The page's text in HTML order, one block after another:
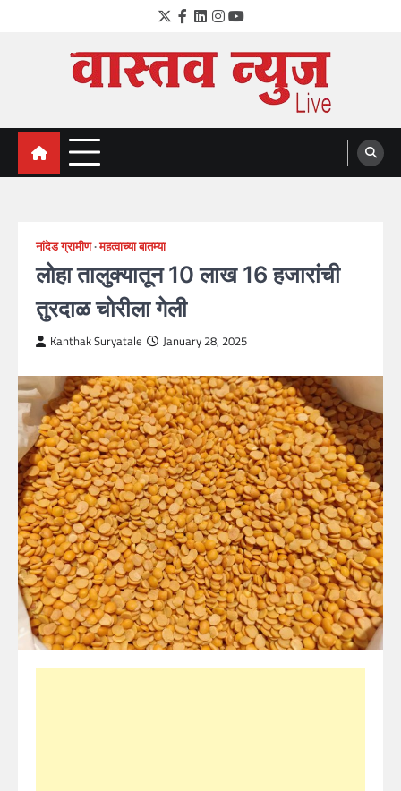
Twitter
Facebook
LinkedIn
Instagram
YouTube
VastavNEWSLive.com
a leading NEWS portal of Maharahstra
नांदेड ग्रामीण महत्वाच्या बातम्या
लोहा तालुक्यातून 10 लाख 16 हजारांची
तुरदाळ चोरीला गेली
Kanthak Suryatale January 28, 2025